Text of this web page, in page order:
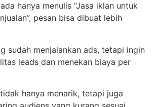
hanya menulis “Jasa iklan untuk
pesan bisa dibuat lebih
sudah menjalankan ads, tetapi ingin
leads dan menekan biaya per
hanya menarik, tetapi juga